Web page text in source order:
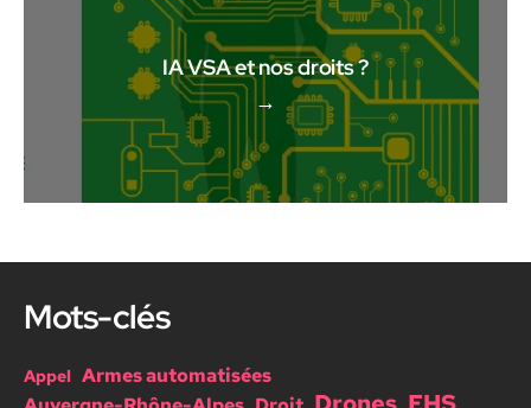
→
IA VSA et nos droits ?
Mots-clés
Appel Armes automatisées